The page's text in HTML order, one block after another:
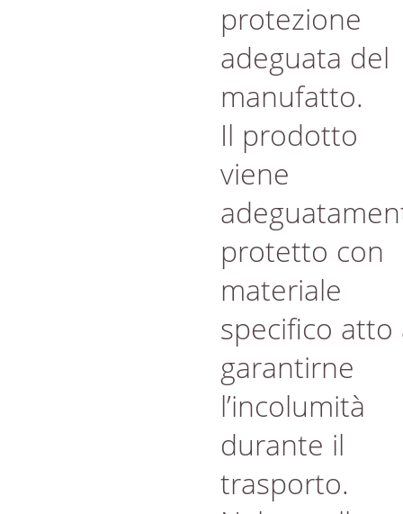
protezione
adeguata del
manufatto.
Il prodotto
viene
protetto con
materiale
specifico atto
garantirne
l’incolumità
durante il
trasporto.